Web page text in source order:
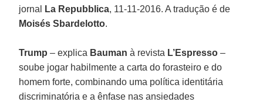
jornal
La Repubblica, 11-11-2016. A tradução é de
Moisés Sbardelotto.
Trump – explica Bauman à revista L’Espresso –
soube jogar habilmente a carta do forasteiro e do
homem forte, combinando uma política identitária
discriminatória e a ênfase nas ansiedades